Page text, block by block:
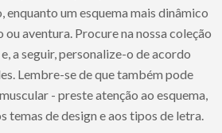
enquanto um esquema mais dinâmico
aventura. Procure na nossa coleção
a seguir, personalize-o de acordo
Lembre-se de que também pode
- preste atenção ao esquema,
temas de design e aos tipos de letra.